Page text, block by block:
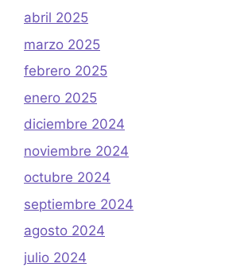
abril 2025
marzo 2025
febrero 2025
enero 2025
diciembre 2024
noviembre 2024
octubre 2024
septiembre 2024
agosto 2024
julio 2024